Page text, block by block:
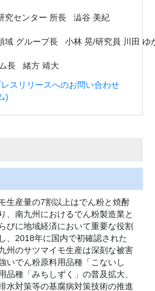
究センター 所長
澁谷 美紀
域 グループ長
小林 晃/研究員 川田 ゆ
長
緒方 靖大
スリリースへのお問い合わせ
)
生産量の7割以上はでん粉と焼酎
、南九州におけるでん粉製造業と
びに地域経済において重要な役割
、2018年に国内で初確認された
州のサツマイモ生産は深刻な被害
いでん粉原料用品種「こないし
品種「みちしずく」の普及拡大、
水対策等の基腐病対策技術の推進